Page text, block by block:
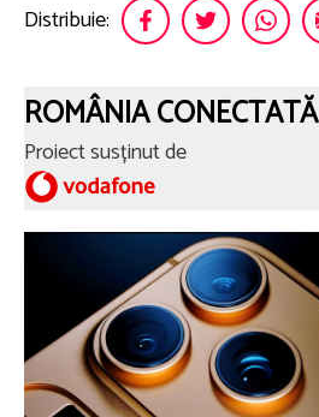
Distribuie:
ROMÂNIA CONECTATĂ
Proiect susținut de